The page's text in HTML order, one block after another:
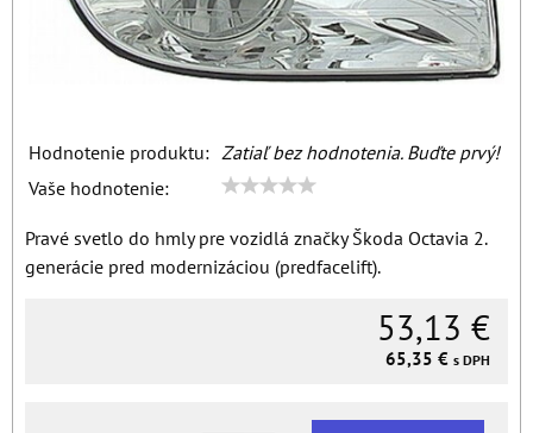
Hodnotenie produktu: Zatiaľ bez hodnotenia. Buďte prvý!
Vaše hodnotenie:
Pravé svetlo do hmly pre vozidlá značky Škoda Octavia 2.
generácie pred modernizáciou (predfacelift).
53,13 €
65,35 € s DPH